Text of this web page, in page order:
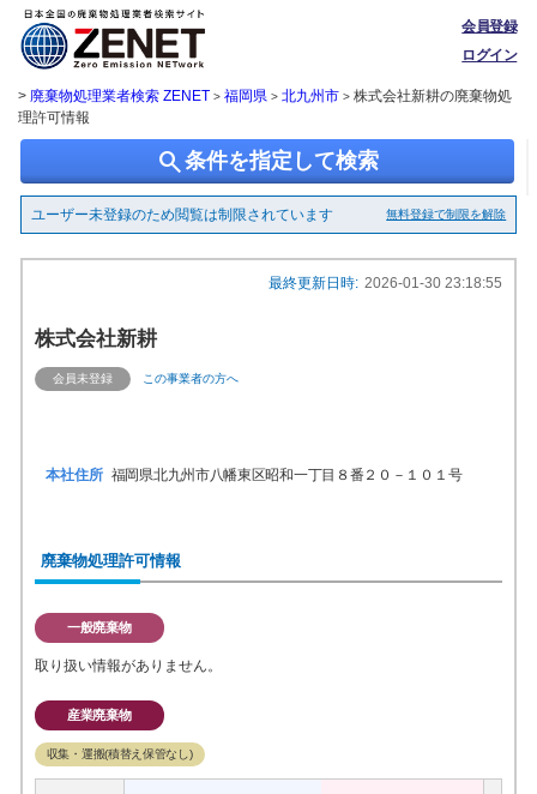
会員登録
ログイン
> 廃棄物処理業者検索 ZENET > 福岡県 > 北九州市> 株式会社新耕の廃棄物処
理許可情報
search条件を指定して検索
ユーザー未登録のため閲覧は制限されています 無料登録で制限を解除
最終更新日時: 2026-01-30 23:18:55
株式会社新耕
会員未登録 この事業者の方へ
本社住所 福岡県北九州市八幡東区昭和一丁目８番２０－１０１号
廃棄物処理許可情報
一般廃棄物
取り扱い情報がありません。
産業廃棄物
収集・運搬(積替え保管なし)